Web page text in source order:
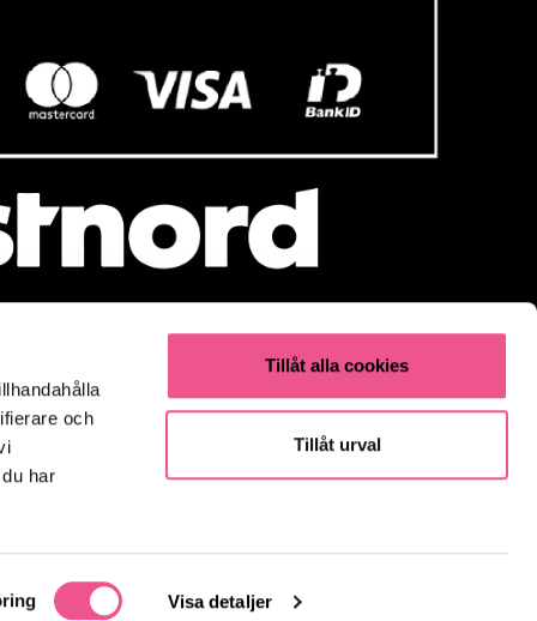
och
har
Visa detaljer
Tillåt alla cookies
Tillåt urval
Populärt
K18
Elverktyg & Klippmaskiner